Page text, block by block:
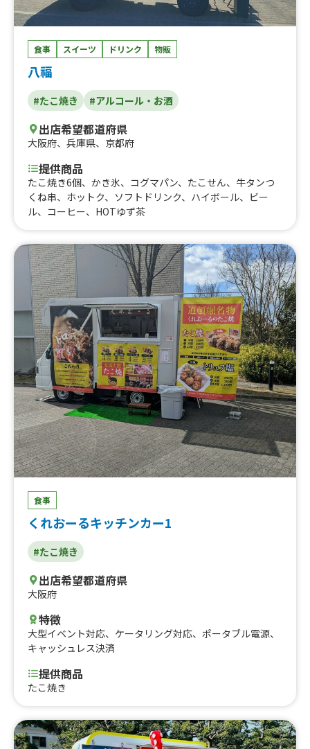
食事 スイーツ ドリンク 物販
八福
#たこ焼き #アルコール・お酒
出店希望都道府県
大阪府、 兵庫県、 京都府
提供商品
たこ焼き6個、かき氷、コグマパン、たこせん、牛タンつ
くね串、ホットク、ソフトドリンク、ハイボール、ビー
ル、コーヒー、HOTゆず茶
食事
くれおーるキッチンカー1
#たこ焼き
出店希望都道府県
大阪府
特徴
大型イベント対応、 ケータリング対応、 ポータブル電源、
キャッシュレス決済
提供商品
たこ焼き